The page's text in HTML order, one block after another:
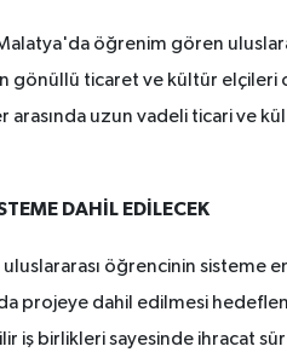
öğrenim gören
ticaret ve kültür elçileri
uzun vadeli ticari ve
DAHİL EDİLECEK
öğrencinin sisteme
projeye dahil edilmesi
iş birlikleri sayesinde ihracat